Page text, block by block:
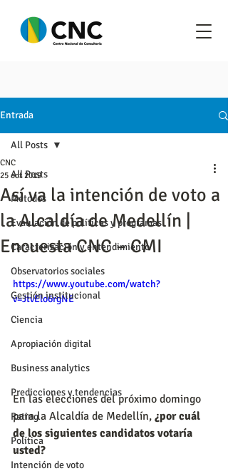
Entrada
All Posts
Metodos
Evaluación de políticas y programas
Caracterización y entendimiento
Observatorios sociales
Gestión institucional
Ciencia
Apropiación digital
Business analytics
Predicciones y tendencias
Rating
Política
Intención de voto
All Posts
Así va la intención de voto a
la Alcaldía de Medellín |
Encuesta CNC – CMI
CNC
25 oct 2019
https://www.youtube.com/watch?
v=JtvElo6rgNE
En las elecciones del próximo domingo
para la Alcaldía de Medellín, ¿por cuál
de los siguientes candidatos votaría
usted?